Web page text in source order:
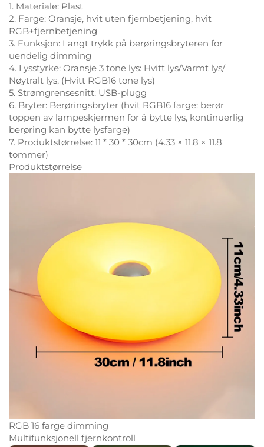
1. Materiale: Plast
2. Farge: Oransje, hvit uten fjernbetjening, hvit
RGB+fjernbetjening
3. Funksjon: Langt trykk på berøringsbryteren for
uendelig dimming
4. Lysstyrke: Oransje 3 tone lys: Hvitt lys/Varmt lys/
Nøytralt lys, (Hvitt RGB16 tone lys)
5. Strømgrensesnitt: USB-plugg
6. Bryter: Berøringsbryter (hvit RGB16 farge: berør
toppen av lampeskjermen for å bytte lys, kontinuerlig
berøring kan bytte lysfarge)
7. Produktstørrelse: 11 * 30 * 30cm (4.33 × 11.8 × 11.8
tommer)
Produktstørrelse
RGB 16 farge dimming
Multifunksjonell fjernkontroll